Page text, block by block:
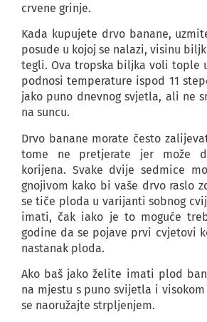
crvene grinje.
Kada kupujete drvo banane,
posude u kojoj se nalazi, visinu
tegli. Ova tropska biljka voli tople
podnosi temperature ispod 11
jako puno dnevnog svjetla, ali ne
na suncu.
Drvo banane morate često
tome ne pretjerate jer može
korijena. Svake dvije sedmice
gnojivom kako bi vaše drvo raslo
se tiče ploda u varijanti sobnog
imati, čak iako je to moguće
godine da se pojave prvi cvjetovi
nastanak ploda.
Ako baš jako želite imati plod
na mjestu s puno svijetla i
se naoružajte strpljenjem.